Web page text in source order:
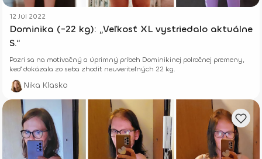
12 Júl 2022
Dominika (-22 kg): „Veľkosť XL vystriedalo aktuálne
S.“
Pozri sa na motivačný a úprimný príbeh Dominikinej polročnej premeny,
keď dokázala zo seba zhodiť neuveriteľných 22 kg.
Nika Klasko